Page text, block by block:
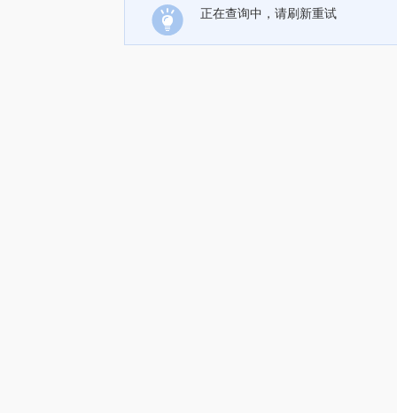
正在查询中，请刷新重试